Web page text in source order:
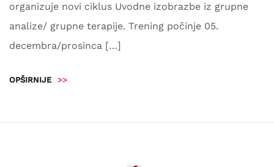
organizuje novi ciklus Uvodne izobrazbe iz grupne
analize/ grupne terapije. Trening počinje 05.
decembra/prosinca […]
OPŠIRNIJE >>